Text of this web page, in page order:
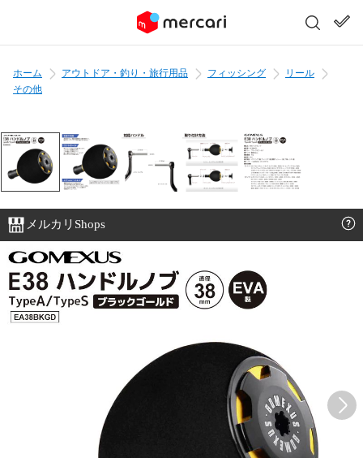
ホーム アウトドア・釣り・旅行用品 フィッシング
リール
その他
メルカリShops